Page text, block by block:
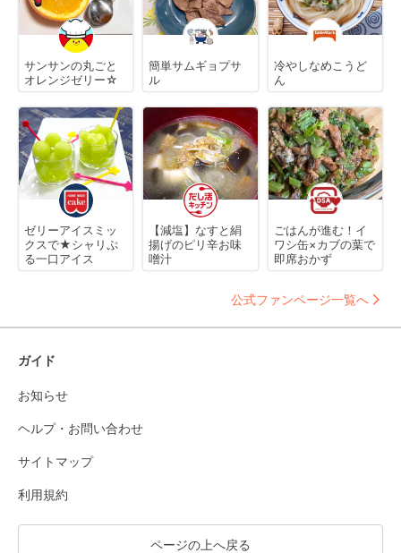
サンサンの丸ごと
オレンジゼリー☆
簡単サムギョプサ
ル
冷やしなめこうど
ん
ゼリーアイスミッ
クスで★シャリぷ
る一口アイス
【減塩】なすと絹
揚げのピリ辛お味
噌汁
ごはんが進む！イ
ワシ缶×カブの葉で
即席おかず
公式ファンページ一覧へ
ガイド
お知らせ
ヘルプ・お問い合わせ
サイトマップ
利用規約
ページの上へ戻る